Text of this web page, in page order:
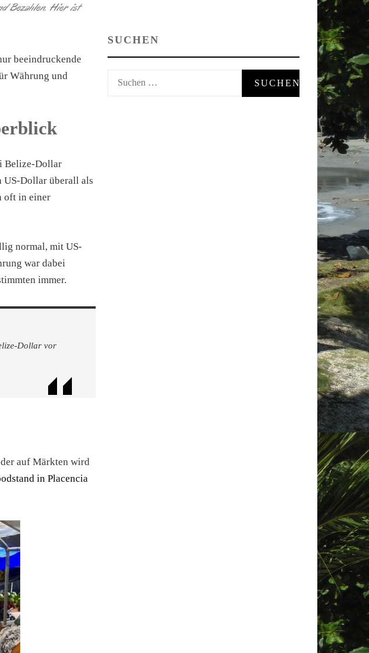
Bezahlen. Hier ist
beeindruckende
Währung und
Belize-Dollar
US-Dollar überall als
oft in einer
normal, mit US-
war dabei
immer.
Dollar vor
auf Märkten wird
in Placencia
SUCHEN